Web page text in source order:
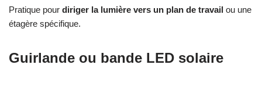
Pratique pour diriger la lumière vers un plan de travail ou une
étagère spécifique.
Guirlande ou bande LED solaire